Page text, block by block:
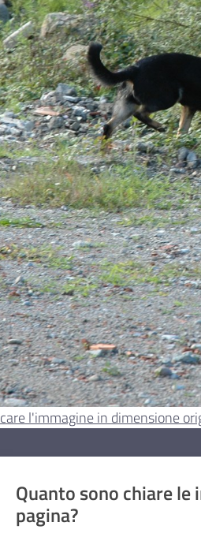
l'immagine in dimensione
Quanto sono chiare
pagina?